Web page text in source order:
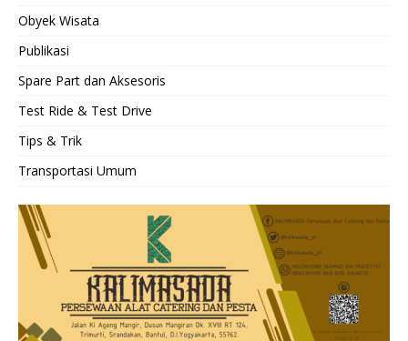
Obyek Wisata
Publikasi
Spare Part dan Aksesoris
Test Ride & Test Drive
Tips & Trik
Transportasi Umum